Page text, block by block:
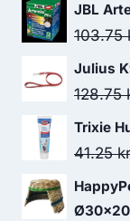
JBL
103.75
Julius
128.75
Trixie
41.25